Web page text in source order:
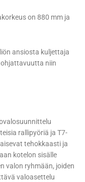
on 880 mm ja
ansiosta kuljettaja
ohjattavuutta niin
rallipyöriä ja T7-
tehokkaasti ja
kotelon sisälle
valon ryhmään, joiden
valoasettelu